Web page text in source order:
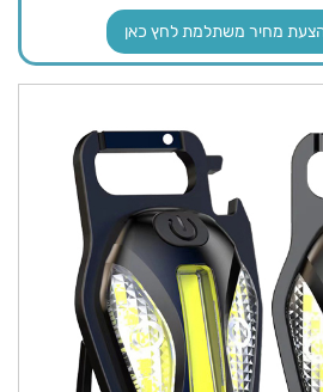
מחיר משתלמת לחץ כאן